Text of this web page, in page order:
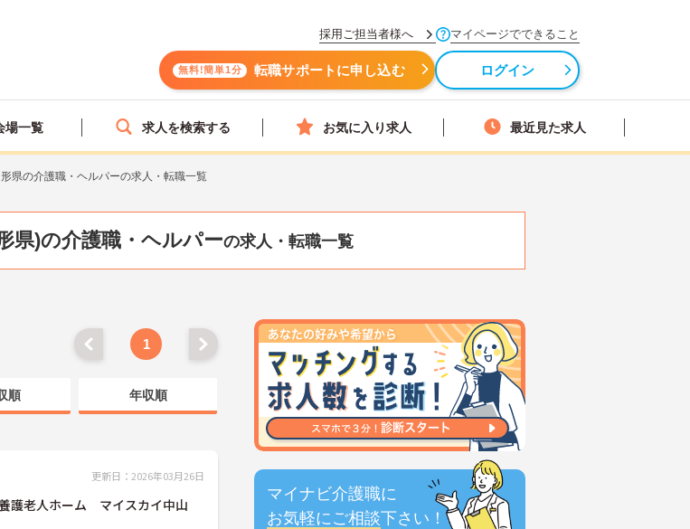
採用ご担当者様へ マイページでできること
無料!簡単1分 転職サポートに申し込む ログイン
場一覧 求人を検索する お気に入り求人 最近見た求人
県の介護職・ヘルパーの求人・転職一覧
県)の介護職・ヘルパーの求人・転職一覧
マイナビ介護職に
お気軽にご相談下さい！
1
順 年収順
更新日：2026年03月26日
護老人ホーム マイスカイ中山